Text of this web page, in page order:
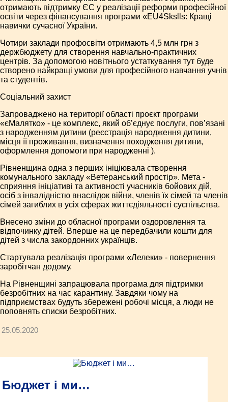
отримають підтримку ЄС у реалізації реформи професійної
освіти через фінансування програми «EU4Skslls: Кращі
навички сучасної України.
Чотири заклади профосвіти отримають 4,5 млн грн з
держбюджету для створення навчально-практичних
центрів. За допомогою новітнього устаткування тут буде
створено найкращі умови для професійного навчання учнів
та студентів.
Соціальний захист
Запроваджено на території області проєкт програми
«єМалятко» - це комплекс, який об’єднує послуги, пов’язані
з народженням дитини (реєстрація народження дитини,
місця її проживання, визначення походження дитини,
оформлення допомоги при народженні ).
Рівненщина одна з перших ініціювала створення
комунального закладу «Ветеранський простір». Мета -
сприяння ініціативі та активності учасників бойових дій,
осіб з інвалідністю внаслідок війни, членів їх сімей та членів
сімей загиблих в усіх сферах життєдіяльності суспільства.
Внесено зміни до обласної програми оздоровлення та
відпочинку дітей. Вперше на це передбачили кошти для
дітей з числа закордонних українців.
Стартувала реалізація програми «Лелеки» - повернення
заробітчан додому.
На Рівненщині запрацювала програма для підтримки
безробітних на час карантину. Завдяки чому на
підприємствах будуть збережені робочі місця, а люди не
поповнять списки безробітних.
25.05.2020
Бюджет і ми…